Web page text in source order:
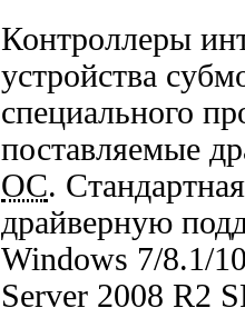
Контроллеры
устройства
специального
поставляемые
ОС.
драйверную
Windows 7/8.1/
Server 2008 R2